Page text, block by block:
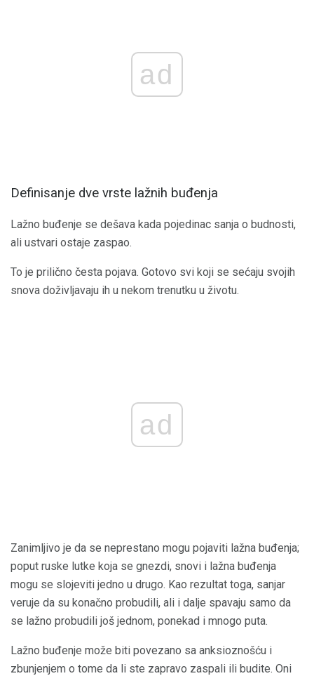
ad
Definisanje dve vrste lažnih buđenja
Lažno buđenje se dešava kada pojedinac sanja o budnosti,
ali ustvari ostaje zaspao.
To je prilično česta pojava. Gotovo svi koji se sećaju svojih
snova doživljavaju ih u nekom trenutku u životu.
ad
Zanimljivo je da se neprestano mogu pojaviti lažna buđenja;
poput ruske lutke koja se gnezdi, snovi i lažna buđenja
mogu se slojeviti jedno u drugo. Kao rezultat toga, sanjar
veruje da su konačno probudili, ali i dalje spavaju samo da
se lažno probudili još jednom, ponekad i mnogo puta.
Lažno buđenje može biti povezano sa anksioznošću i
zbunjenjem o tome da li ste zapravo zaspali ili budite. Oni